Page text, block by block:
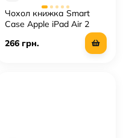
Чохол книжка Smart
Case Apple iPad Air 2
266 грн.